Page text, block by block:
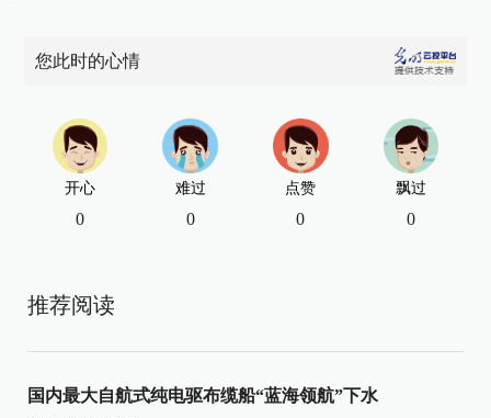
您此时的心情
开心
0
难过
0
点赞
0
飘过
0
推荐阅读
国内最大自航式纯电驱布缆船“蓝海领航”下水